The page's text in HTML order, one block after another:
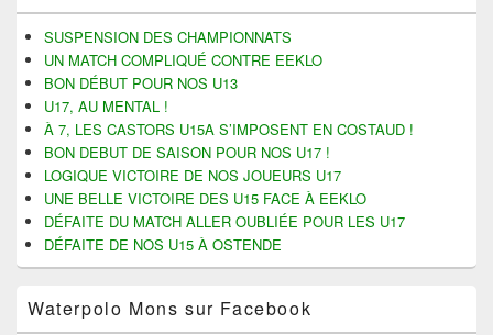
de
widget
pour
barre
latérale
SUSPENSION DES CHAMPIONNATS
UN MATCH COMPLIQUÉ CONTRE EEKLO
BON DÉBUT POUR NOS U13
U17, AU MENTAL !
À 7, LES CASTORS U15A S’IMPOSENT EN COSTAUD !
BON DEBUT DE SAISON POUR NOS U17 !
LOGIQUE VICTOIRE DE NOS JOUEURS U17
UNE BELLE VICTOIRE DES U15 FACE À EEKLO
DÉFAITE DU MATCH ALLER OUBLIÉE POUR LES U17
DÉFAITE DE NOS U15 À OSTENDE
Waterpolo Mons sur Facebook